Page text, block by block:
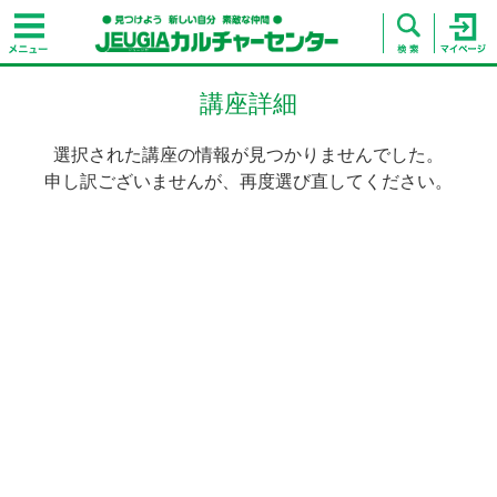
講座詳細
選択された講座の情報が見つかりませんでした。
申し訳ございませんが、再度選び直してください。